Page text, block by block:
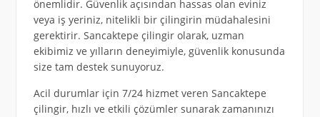
önemlidir. Güvenlik açısından hassas olan eviniz
veya iş yeriniz, nitelikli bir çilingirin müdahalesini
gerektirir. Sancaktepe çilingir olarak, uzman
ekibimiz ve yılların deneyimiyle, güvenlik konusunda
size tam destek sunuyoruz.
Acil durumlar için 7/24 hizmet veren Sancaktepe
çilingir, hızlı ve etkili çözümler sunarak zamanınızı